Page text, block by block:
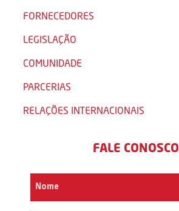
FORNECEDORES
LEGISLAÇÃO
COMUNIDADE
PARCERIAS
RELAÇÕES INTERNACIONAIS
FALE CONOSCO